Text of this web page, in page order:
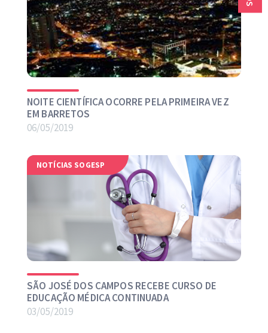
NOITE CIENTÍFICA OCORRE PELA PRIMEIRA VEZ
EM BARRETOS
06/05/2019
NOTÍCIAS SOGESP
SÃO JOSÉ DOS CAMPOS RECEBE CURSO DE
EDUCAÇÃO MÉDICA CONTINUADA
03/05/2019